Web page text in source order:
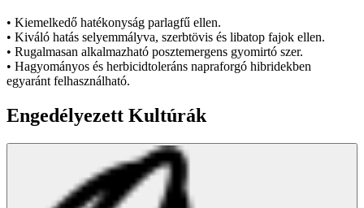
• Kiemelkedő hatékonyság parlagfű ellen.
• Kiváló hatás selyemmályva, szerbtövis és libatop fajok ellen.
• Rugalmasan alkalmazható posztemergens gyomirtó szer.
• Hagyományos és herbicidtoleráns napraforgó hibridekben
egyarántfelhasználható.
Engedélyezett Kultúrák